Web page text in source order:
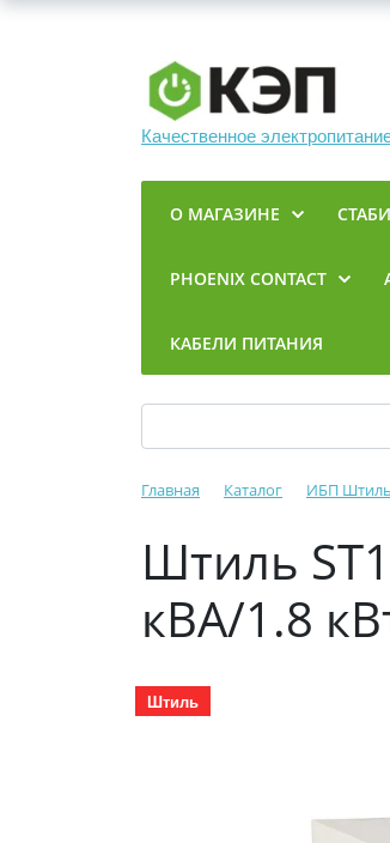
Качественное
О МАГАЗИНЕ
PHOENIX CONTACT
КАБЕЛИ ПИТАНИЯ
Главная Каталог ИБП Штиль
Штиль
кВА/1.8
Штиль